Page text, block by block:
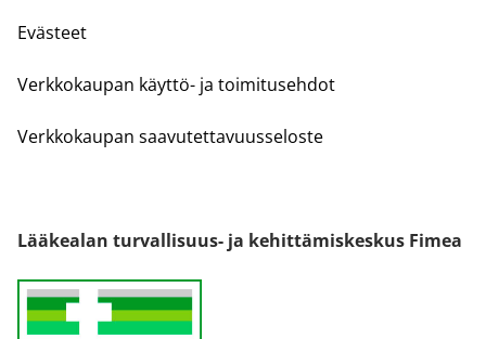
Evästeet
Verkkokaupan käyttö- ja toimitusehdot
Verkkokaupan saavutettavuusseloste
Lääkealan turvallisuus- ja kehittämiskeskus Fimea